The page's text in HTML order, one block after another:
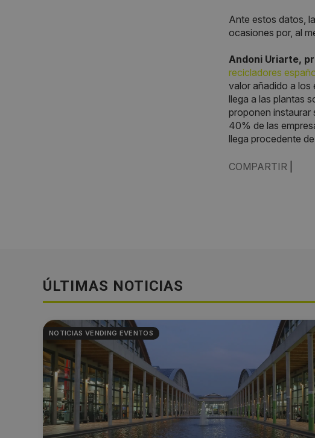
Ante estos datos, la
ocasiones por, al
Andoni Uriarte,
recicladores
valor añadido a los
llega a las plantas
proponen instaurar
40% de las
llega procedente
COMPARTIR
ÚLTIMAS NOTICIAS
NOTICIAS VENDING EVENTOS